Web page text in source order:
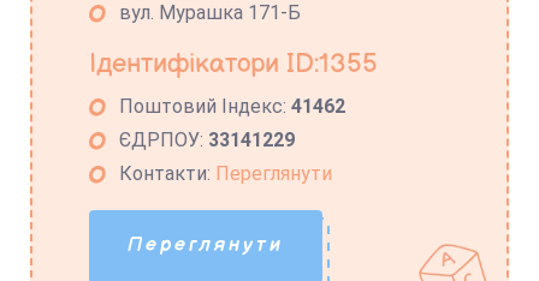
вул. Мурашка 171-Б
Ідентифікатори ID:1355
Поштовий Індекс:41462
ЄДРПОУ: 33141229
Контакти: Переглянути
Переглянути